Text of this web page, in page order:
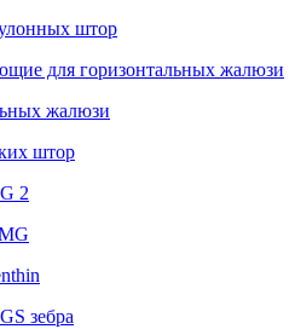
штор
для горизонтальных жалюзи
жалюзи
штор
2
зебра